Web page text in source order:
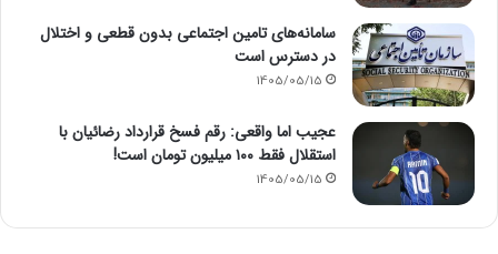
سامانه‌های تامین اجتماعی بدون قطعی و اختلال
در دسترس است
1405/05/15
عجیب اما واقعی: رقم فسخ قرارداد رضائیان با
استقلال فقط ۱۰۰ میلیون تومان است!
1405/05/15